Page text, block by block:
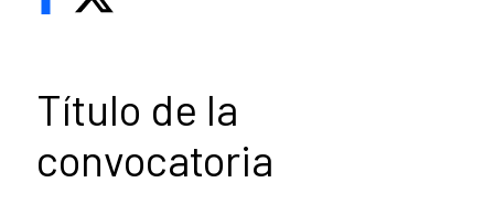
Título de la
convocatoria